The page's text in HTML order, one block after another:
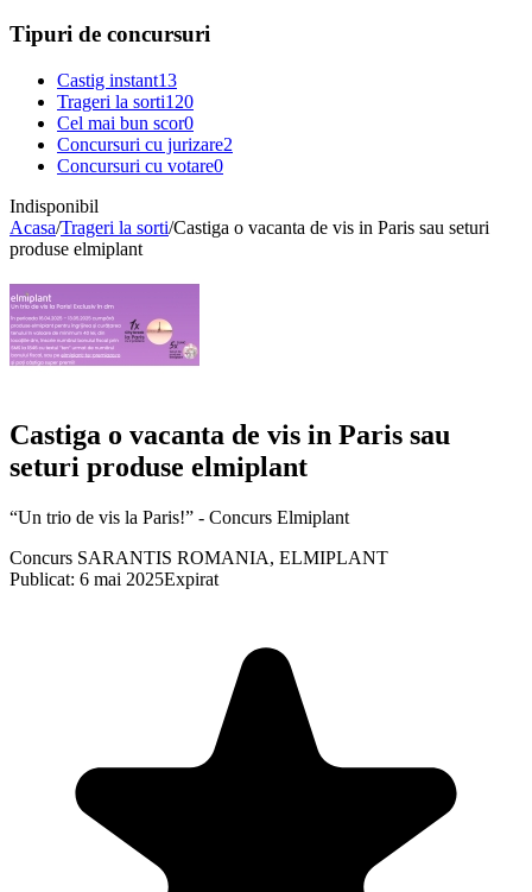
Tipuri de concursuri
Castig instant13
Trageri la sorti120
Cel mai bun scor0
Concursuri cu jurizare2
Concursuri cu votare0
Indisponibil
Acasa/Trageri la sorti/Castiga o vacanta de vis in Paris sau seturi
produse elmiplant
Castiga o vacanta de vis in Paris sau
seturi produse elmiplant
“Un trio de vis la Paris!” - Concurs Elmiplant
Concurs SARANTIS ROMANIA, ELMIPLANT
Publicat: 6 mai 2025Expirat